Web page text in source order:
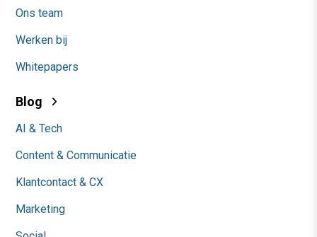
Ons team
Werken bij
Whitepapers
Blog
AI & Tech
Content & Communicatie
Klantcontact & CX
Marketing